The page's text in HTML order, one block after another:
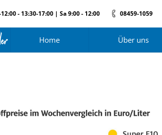
- 13:30-17:00 | Sa 9:00 - 12:00 08459-1059
Home Über uns